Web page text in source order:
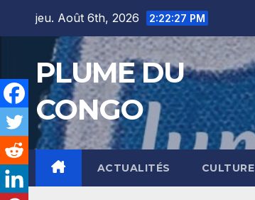
jeu. Août 6th, 2026 2:22:28 PM
PLUME DU
CONGO
ACTUALITÉS CULTURE